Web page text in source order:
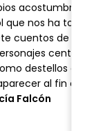
acostumbrados
que nos ha tocado
cuentos de
centrales
destellos
al fin con
Falcón